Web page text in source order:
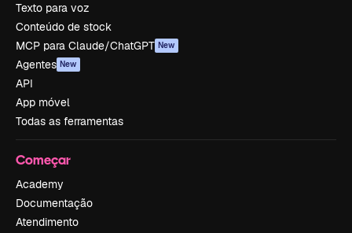
Texto para voz
Conteúdo de stock
MCP para Claude/ChatGPT New
Agentes New
API
App móvel
Todas as ferramentas
Começar
Academy
Documentação
Atendimento